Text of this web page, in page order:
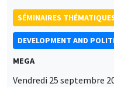
SÉMINAIRES
DEVELOPMENT AND
MEGA
Vendredi 25 septembre